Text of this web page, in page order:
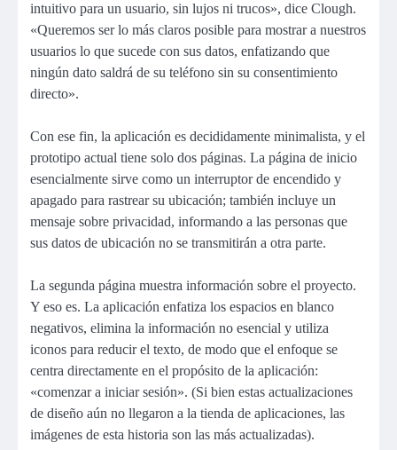
intuitivo para un usuario, sin lujos ni trucos», dice Clough.
«Queremos ser lo más claros posible para mostrar a nuestros
usuarios lo que sucede con sus datos, enfatizando que
ningún dato saldrá de su teléfono sin su consentimiento
directo».
Con ese fin, la aplicación es decididamente minimalista, y el
prototipo actual tiene solo dos páginas. La página de inicio
esencialmente sirve como un interruptor de encendido y
apagado para rastrear su ubicación; también incluye un
mensaje sobre privacidad, informando a las personas que
sus datos de ubicación no se transmitirán a otra parte.
La segunda página muestra información sobre el proyecto.
Y eso es. La aplicación enfatiza los espacios en blanco
negativos, elimina la información no esencial y utiliza
iconos para reducir el texto, de modo que el enfoque se
centra directamente en el propósito de la aplicación:
«comenzar a iniciar sesión». (Si bien estas actualizaciones
de diseño aún no llegaron a la tienda de aplicaciones, las
imágenes de esta historia son las más actualizadas).